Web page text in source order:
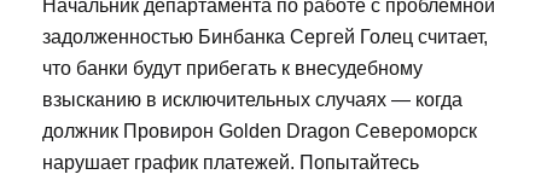
Начальник департамента по работе с проблемной
задолженностью Бинбанка Сергей Голец считает,
что банки будут прибегать к внесудебному
взысканию в исключительных случаях — когда
должник Провирон Golden Dragon Североморск
нарушает график платежей. Попытайтесь